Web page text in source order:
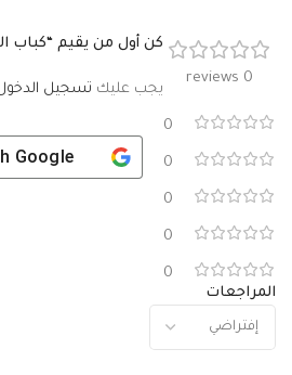
0 reviews
0
0
0
0
0
المراجعات
كن أول من يقيم “كباب
يجب عليك تسجيل
Google